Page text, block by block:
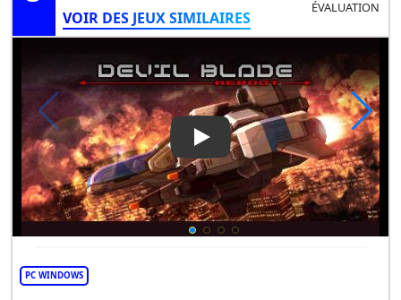
VOIR DES JEUX SIMILAIRES
ÉVALUATION
Play Video: DEVIL BLADE
PC WINDOWS